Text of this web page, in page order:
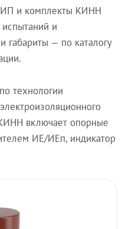
и комплекты КИНН
и
габариты — по каталогу
технологии
включает опорные
ИЕ/ИЕп, индикатор